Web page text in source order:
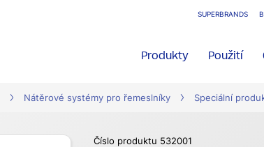
SUPERBRANDS
Produkty Použití
Nátěrové systémy pro řemeslníky Speciální
Číslo produktu 532001